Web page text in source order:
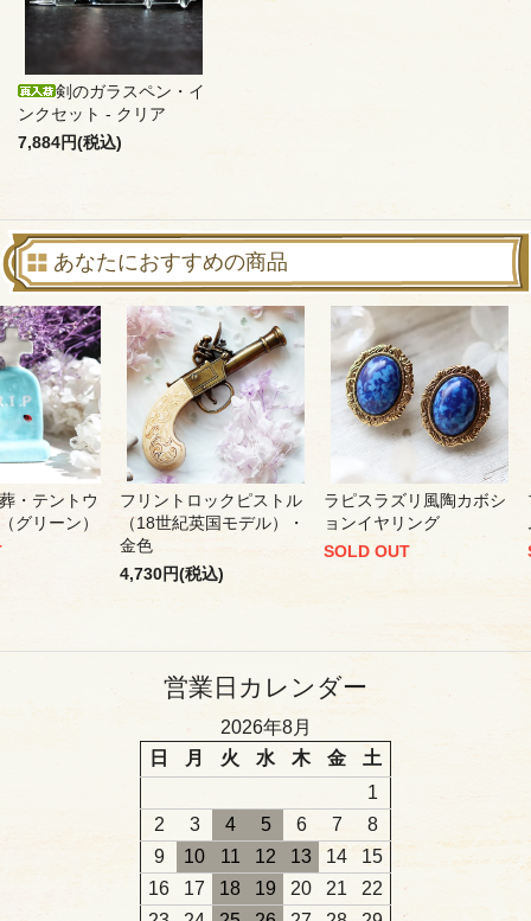
剣のガラスペン・イ
ンクセット - クリア
7,884円(税込)
あなたにおすすめの商品
・テントウ
グリーン）
フリントロックピストル
（18世紀英国モデル）・
金色
4,730円(税込)
ラピスラズリ風陶カボシ
ョンイヤリング
SOLD OUT
営業日カレンダー
2026年8月
日
月 火 水 木 金
土
1
2
3 4 5 6 7
8
9
10 11 12 13 14
15
16
17 18 19 20 21
22